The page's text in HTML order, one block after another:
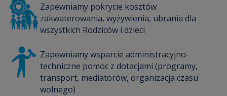
Zapewniamy pokrycie kosztów
zakwaterowania, wyżywienia, ubrania dla
wszystkich Rodziców i dzieci
Zapewniamy wsparcie administracyjno-
techniczne pomoc z dotacjami (programy,
transport, mediatorów, organizacja czasu
wolnego)